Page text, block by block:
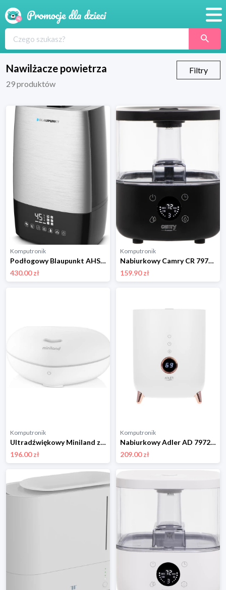
Blog
Nawilżacze powietrza
Filtry
29produktów
Komputronik
Podłogowy Blaupunkt AHS801
430.00 zł
Komputronik
Nabiurkowy Camry CR 7973b czarny
159.90 zł
Komputronik
Ultradźwiękowy Miniland z funkcją lampki i dźwiękami ML89261
196.00 zł
Komputronik
Nabiurkowy Adler AD 7972 biały
209.00 zł